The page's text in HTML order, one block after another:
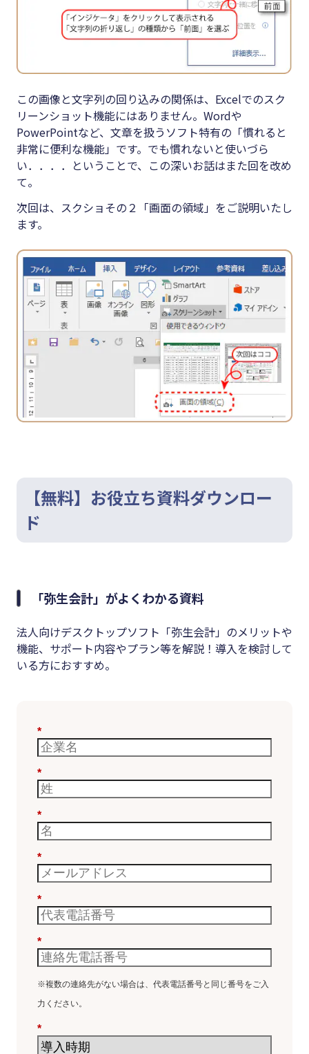
この画像と文字列の回り込みの関係は、Excelでのスク
リーンショット機能にはありません。Wordや
PowerPointなど、文章を扱うソフト特有の「慣れると
非常に便利な機能」です。でも慣れないと使いづら
い．．．．ということで、この深いお話はまた回を改め
て。
次回は、スクショその２「画面の領域」をご説明いたし
ます。
【無料】お役立ち資料ダウンロー
ド
「弥生会計」がよくわかる資料
法人向けデスクトップソフト「弥生会計」のメリットや
機能、サポート内容やプラン等を解説！導入を検討して
いる方におすすめ。
*
*
*
*
*
*
※複数の連絡先がない場合は、代表電話番号と同じ番号をご入
力ください。
*